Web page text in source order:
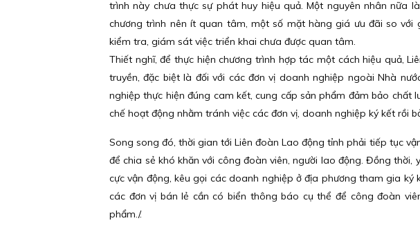
trình này chưa thực sự phát huy hiệu quả. Một nguyên nhân nữa
chương trình nên ít quan tâm, một số mặt hàng giá ưu đãi so với
kiểm tra, giám sát việc triển khai chưa được quan tâm.
Thiết nghĩ, để thực hiện chương trình hợp tác một cách hiệu quả,
truyền, đặc biệt là đối với các đơn vị doanh nghiệp ngoài Nhà
nghiệp thực hiện đúng cam kết, cung cấp sản phẩm đảm bảo chất
chế hoạt động nhằm tránh việc các đơn vị, doanh nghiệp ký kết rồi
Song song đó, thời gian tới Liên đoàn Lao động tỉnh phải tiếp tục
để chia sẻ khó khăn với công đoàn viên, người lao động. Đồng
cực vận động, kêu gọi các doanh nghiệp ở địa phương tham gia ký
các đơn vị bán lẻ cần có biển thông báo cụ thể để công đoàn
phẩm./.